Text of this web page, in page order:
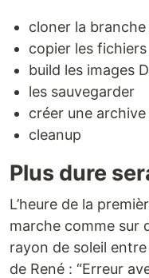
cloner la
copier les
build les images
les sauvegarder
créer une
cleanup
Plus dure
L’heure de la
marche comme sur
rayon de soleil
de René : “Erreur